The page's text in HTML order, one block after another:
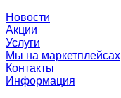
Новости
Акции
Услуги
Мы на маркетплейсах
Контакты
Информация